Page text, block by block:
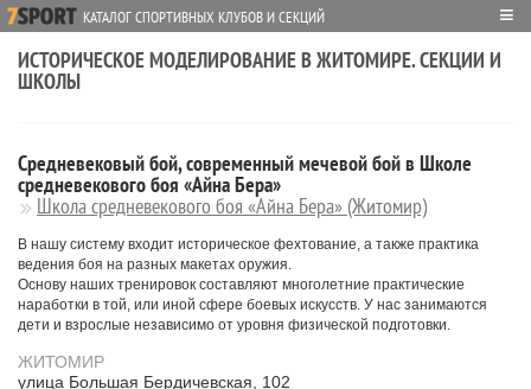
КАТАЛОГ СПОРТИВНЫХ КЛУБОВ И СЕКЦИЙ ≡
ИСТОРИЧЕСКОЕ МОДЕЛИРОВАНИЕ В ЖИТОМИРЕ. СЕКЦИИ И
ШКОЛЫ
Средневековый бой, современный мечевой бой в Школе
средневекового боя «Айна Бера»
Школа средневекового боя «Айна Бера» (Житомир)
В нашу систему входит историческое фехтование, а также практика
ведения боя на разных макетах оружия.
Основу наших тренировок составляют многолетние практические
наработки в той, или иной сфере боевых искусств. У нас занимаются
дети и взрослые независимо от уровня физической подготовки.
ЖИТОМИР
улица Большая Бердичевская, 102